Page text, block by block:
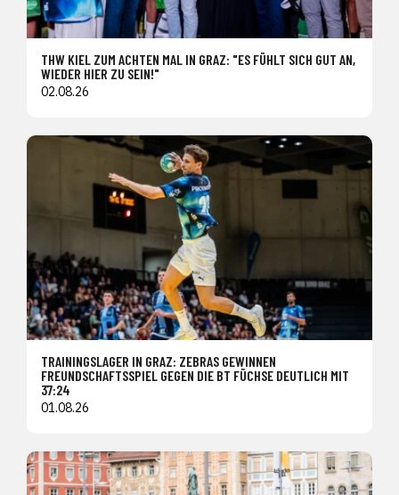
THW KIEL ZUM ACHTEN MAL IN GRAZ: "ES FÜHLT SICH GUT AN,
WIEDER HIER ZU SEIN!"
02.08.26
TRAININGSLAGER IN GRAZ: ZEBRAS GEWINNEN
FREUNDSCHAFTSSPIEL GEGEN DIE BT FÜCHSE DEUTLICH MIT
37:24
01.08.26